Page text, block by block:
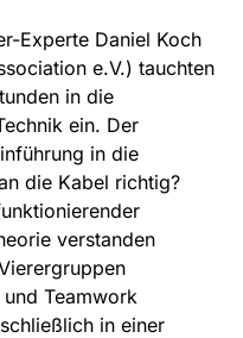
Experte Daniel Koch
e.V.) tauchten
in die
ein. Der
in die
die Kabel richtig?
verstanden
Teamwork
in einer